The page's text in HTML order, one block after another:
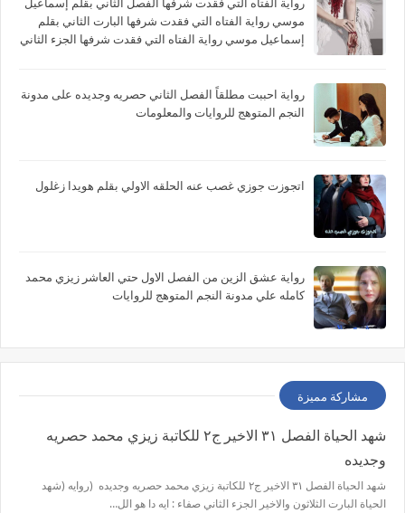
موسي رواية الفتاه التي فقدت شرفها البارت الثاني بقلم
إسماعيل موسي رواية الفتاه التي فقدت شرفها الجزء الثاني
رواية احببت مطلقاً الفصل الثاني حصريه وجديده على مدونة
النجم المتوهج للروايات والمعلومات
اتجوزت جوزي غصب عنه الحلقه الاولي بقلم هويدا زغلول
رواية عشق الزين من الفصل الاول حتي العاشر زيزي محمد
كامله علي مدونة النجم المتوهج للروايات
مشاركة مميزة
شهد الحياة الفصل ٣١ الاخير ج٢ للكاتبة زيزي محمد حصريه
وجديده
شهد الحياة الفصل ٣١ الاخير ج٢ للكاتبة زيزي محمد حصريه وجديده (روايه (شهد
الحياة البارت الثلاثون والاخير الجزء الثاني صفاء : ايه دا هو الل…